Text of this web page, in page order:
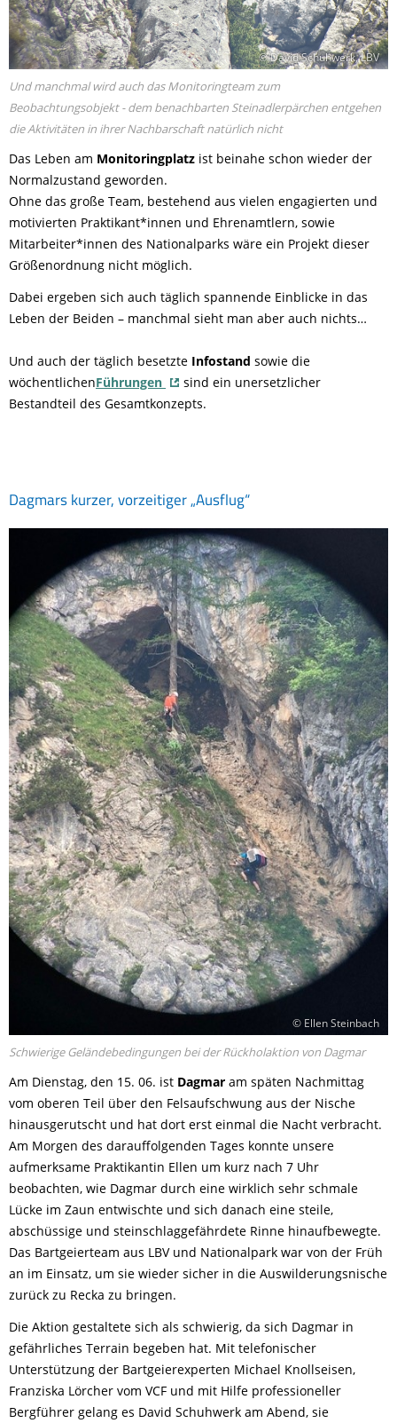
© David Schuhwerk, LBV
Und manchmal wird auch das Monitoringteam zum
Beobachtungsobjekt - dem benachbarten Steinadlerpärchen entgehen
die Aktivitäten in ihrer Nachbarschaft natürlich nicht
Das Leben am Monitoringplatz ist beinahe schon wieder der
Normalzustand geworden.
Ohne das große Team, bestehend aus vielen engagierten und
motivierten Praktikant*innen und Ehrenamtlern, sowie
Mitarbeiter*innen des Nationalparks wäre ein Projekt dieser
Größenordnung nicht möglich.
Dabei ergeben sich auch täglich spannende Einblicke in das
Leben der Beiden – manchmal sieht man aber auch nichts…
Und auch der täglich besetzte Infostand sowie die
wöchentlichenFührungen
sind ein unersetzlicher
Bestandteil des Gesamtkonzepts.
Dagmars kurzer, vorzeitiger „Ausflug“
© Ellen Steinbach
Schwierige Geländebedingungen bei der Rückholaktion von Dagmar
Am Dienstag, den 15. 06. ist Dagmar am späten Nachmittag
vom oberen Teil über den Felsaufschwung aus der Nische
hinausgerutscht und hat dort erst einmal die Nacht verbracht.
Am Morgen des darauffolgenden Tages konnte unsere
aufmerksame Praktikantin Ellen um kurz nach 7 Uhr
beobachten, wie Dagmar durch eine wirklich sehr schmale
Lücke im Zaun entwischte und sich danach eine steile,
abschüssige und steinschlaggefährdete Rinne hinaufbewegte.
Das Bartgeierteam aus LBV und Nationalpark war von der Früh
an im Einsatz, um sie wieder sicher in die Auswilderungsnische
zurück zu Recka zu bringen.
Die Aktion gestaltete sich als schwierig, da sich Dagmar in
gefährliches Terrain begeben hat. Mit telefonischer
Unterstützung der Bartgeierexperten Michael Knollseisen,
Franziska Lörcher vom VCF und mit Hilfe professioneller
Bergführer gelang es David Schuhwerk am Abend, sie